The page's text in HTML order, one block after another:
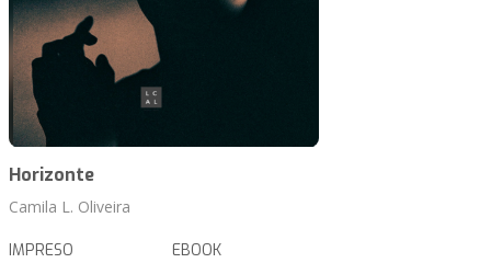
Horizonte
Camila L. Oliveira
IMPRESO EBOOK